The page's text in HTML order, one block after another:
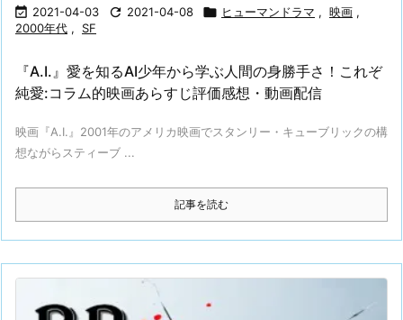
 2021-04-03  2021-04-08  ヒューマンドラマ , 映画 ,
2000年代 , SF
『A.I.』愛を知るAI少年から学ぶ人間の身勝手さ！これぞ
純愛:コラム的映画あらすじ評価感想・動画配信
映画『A.I.』2001年のアメリカ映画でスタンリー・キューブリックの構
想ながらスティーブ ...
記事を読む